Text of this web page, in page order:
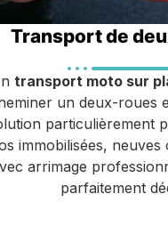
Transport de
transport moto sur
un deux-roues
particulièrement
immobilisées,
arrimage
parfaitement